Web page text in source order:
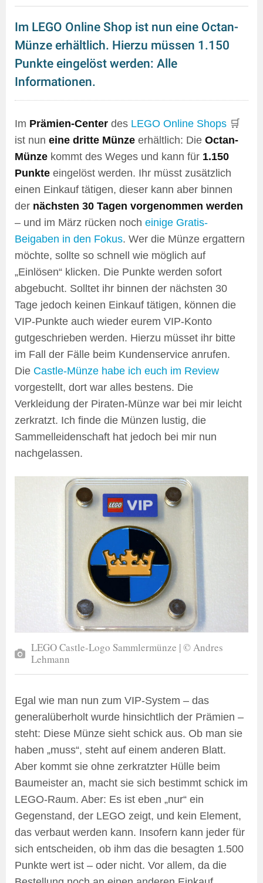
Im LEGO Online Shop ist nun eine Octan-
Münze erhältlich. Hierzu müssen 1.150
Punkte eingelöst werden: Alle
Informationen.
Im Prämien-Center des LEGO Online Shops 🛒
ist nun eine dritte Münze erhältlich: Die Octan-
Münze kommt des Weges und kann für 1.150
Punkte eingelöst werden. Ihr müsst zusätzlich
einen Einkauf tätigen, dieser kann aber binnen
der nächsten 30 Tagen vorgenommen werden
– und im März rücken noch einige Gratis-
Beigaben in den Fokus. Wer die Münze ergattern
möchte, sollte so schnell wie möglich auf
„Einlösen“ klicken. Die Punkte werden sofort
abgebucht. Solltet ihr binnen der nächsten 30
Tage jedoch keinen Einkauf tätigen, können die
VIP-Punkte auch wieder eurem VIP-Konto
gutgeschrieben werden. Hierzu müsset ihr bitte
im Fall der Fälle beim Kundenservice anrufen.
Die Castle-Münze habe ich euch im Review
vorgestellt, dort war alles bestens. Die
Verkleidung der Piraten-Münze war bei mir leicht
zerkratzt. Ich finde die Münzen lustig, die
Sammelleidenschaft hat jedoch bei mir nun
nachgelassen.
LEGO Castle-Logo Sammlermünze | © Andres
Lehmann
Egal wie man nun zum VIP-System – das
generalüberholt wurde hinsichtlich der Prämien –
steht: Diese Münze sieht schick aus. Ob man sie
haben „muss“, steht auf einem anderen Blatt.
Aber kommt sie ohne zerkratzter Hülle beim
Baumeister an, macht sie sich bestimmt schick im
LEGO-Raum. Aber: Es ist eben „nur“ ein
Gegenstand, der LEGO zeigt, und kein Element,
das verbaut werden kann. Insofern kann jeder für
sich entscheiden, ob ihm das die besagten 1.500
Punkte wert ist – oder nicht. Vor allem, da die